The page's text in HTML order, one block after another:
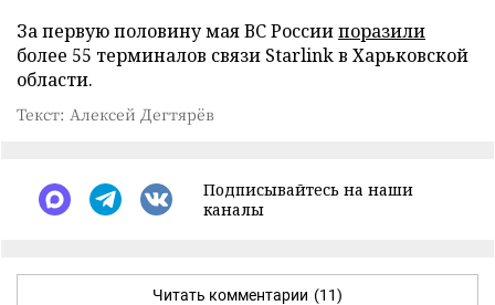
За первую половину мая ВС Россиипоразили
более 55 терминалов связи Starlink в Харьковской
области.
Текст: Алексей Дегтярёв
Подписывайтесь на наши
каналы
Читать комментарии (11)